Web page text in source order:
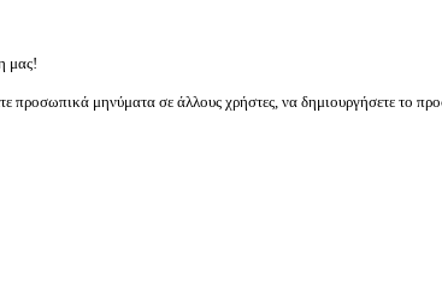
μας!
προσωπικά μηνύματα σε άλλους χρήστες, να δημιουργήσετε το